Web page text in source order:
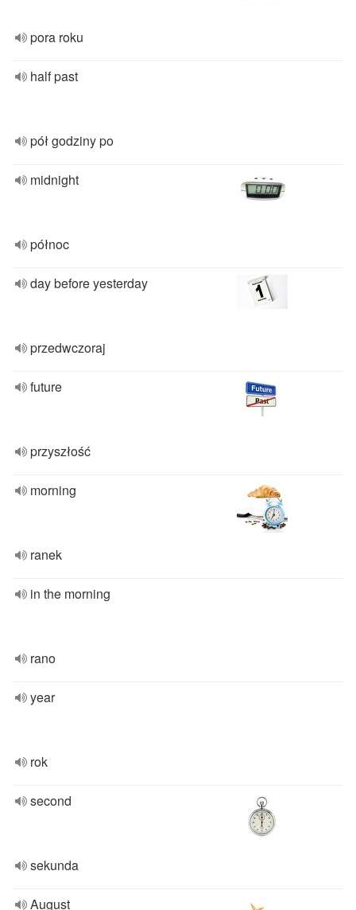
pora roku
half past
pół godziny po
midnight
północ
day before yesterday
przedwczoraj
future
przyszłość
morning
ranek
in the morning
rano
year
rok
second
sekunda
August